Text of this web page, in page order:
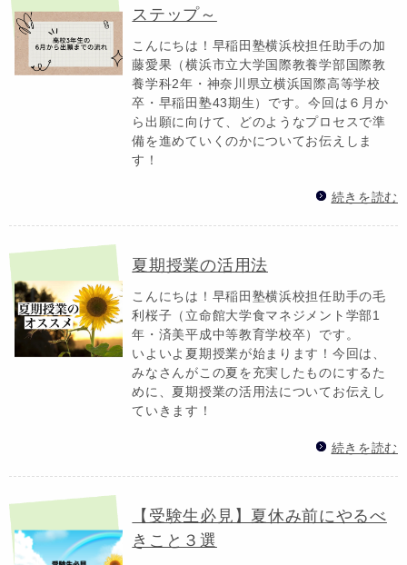
ステップ～
こんにちは！早稲田塾横浜校担任助手の加
藤愛果（横浜市立大学国際教養学部国際教
養学科2年・神奈川県立横浜国際高等学校
卒・早稲田塾43期生）です。今回は６月か
ら出願に向けて、どのようなプロセスで準
備を進めていくのかについてお伝えしま
す！
続きを読む
夏期授業の活用法
こんにちは！早稲田塾横浜校担任助手の毛
利桜子（立命館大学食マネジメント学部1
年・済美平成中等教育学校卒）です。
いよいよ夏期授業が始まります！今回は、
みなさんがこの夏を充実したものにするた
めに、夏期授業の活用法についてお伝えし
ていきます！
続きを読む
【受験生必見】夏休み前にやるべ
きこと３選